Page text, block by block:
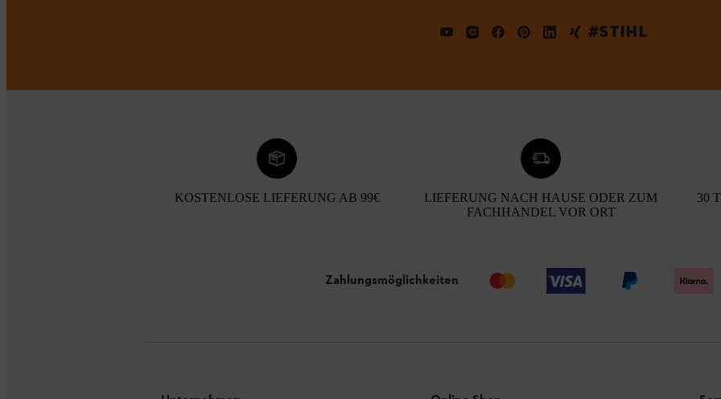
#STIHL
KOSTENLOSE LIEFERUNG AB 99€
LIEFERUNG NACH HAUSE ODER ZUM
FACHHANDEL VOR ORT
30
Zahlungsmöglichkeiten